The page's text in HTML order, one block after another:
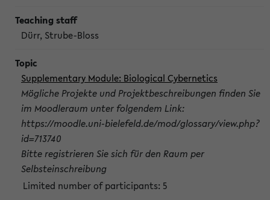
Dürr, Strube-Bloss
Supplementary Module: Biological Cybernetics
Mögliche Projekte und Projektbeschreibungen finden Sie
im Moodleraum unter folgendem Link:
https://moodle.uni-bielefeld.de/mod/glossary/view.php?
id=713740
Bitte registrieren Sie sich für den Raum per
Selbsteinschreibung
Limited number of participants: 5